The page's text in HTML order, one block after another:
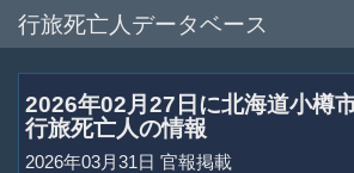
行旅死亡人データベース
2026年02月27日に北海道小樽
行旅死亡人の情報
2026年03月31日 官報掲載